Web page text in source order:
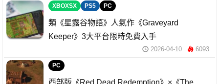
XBOXSX PS5 PC
類《星露谷物語》人氣作《Graveyard
Keeper》3大平台限時免費入手
2026-04-10 6093
PC
西部版《Red Dead Redemption》×《The